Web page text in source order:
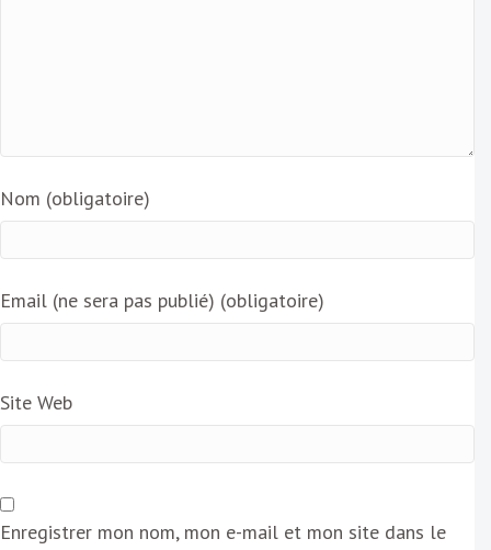
Nom (obligatoire)
Email (ne sera pas publié) (obligatoire)
Site Web
Enregistrer mon nom, mon e-mail et mon site dans le